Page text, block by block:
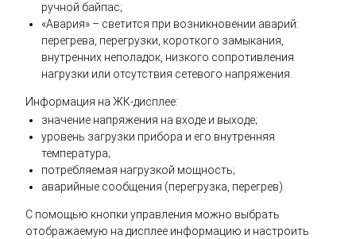
ручной байпас;
«Авария» – светится при возникновении аварий:
перегрева, перегрузки, короткого замыкания,
внутренних неполадок, низкого сопротивления
нагрузки или отсутствия сетевого напряжения.
Информация на ЖК-дисплее:
значение напряжения на входе и выходе;
уровень загрузки прибора и его внутренняя
температура;
потребляемая нагрузкой мощность;
аварийные сообщения (перегрузка, перегрев).
С помощью кнопки управления можно выбрать
отображаемую на дисплее информацию и настроить